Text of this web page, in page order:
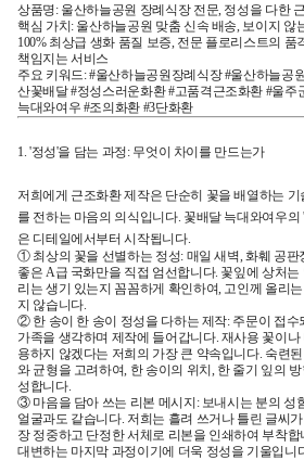
상품명: 울산하늘공원 장례식장 전문, 정성을 다한
핵심 가치: 울산하늘공원 맞춤 신속 배송, 보이지 않
100% 최상급 생화 품질 보증, 전문 플로리스트의
책임지는 서비스
주요 키워드: #울산하늘공원장례식장 #울산하늘공
산꽃배달 #정성스러운화환 #고품격근조화환 #울주
늑대와여우 #조의화환 #3단화환
1. '정성'을 담는 과정: 무엇이 차이를 만드는가
저희에게 근조화환 제작은 단순히 꽃을 배열하는
를 전하는 마음의 의식입니다. 꽃배달 늑대와여우
은 디테일에서부터 시작됩니다.
① 최상의 꽃을 선별하는 정성: 매일 새벽, 화훼 공판
좋은 A급 국화만을 직접 엄선합니다. 꽃잎에 상처
리는 생기 있는지 꼼꼼하게 확인하여, 고인께 올리
지 않습니다.
② 한 송이 한 송이 정성을 다하는 제작: 주문이 접수
가족을 생각하며 제작에 들어갑니다. 재사용 꽃이
용하지 않겠다는 저희의 가장 큰 약속입니다. 숙련
와 균형을 고려하여, 한 송이의 위치, 한 줄기 잎의
성합니다.
③ 마음을 담아 쓰는 리본 메시지: 보내시는 분의 성
얼굴과도 같습니다. 저희는 흘려 쓰거나 틀린 글씨
장 정중하고 단정한 서체로 리본을 인쇄하여 부착
대변하는 마지막 과정이기에 더욱 정성을 기울입니